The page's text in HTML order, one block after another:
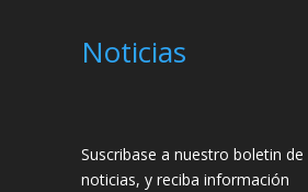
Noticias
Suscribase a nuestro boletin de
noticias, y reciba información